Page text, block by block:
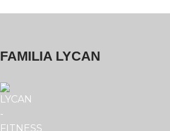
FAMILIA LYCAN